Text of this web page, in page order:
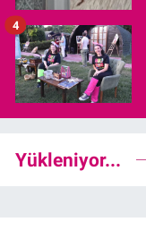
4
Yükleniyor...